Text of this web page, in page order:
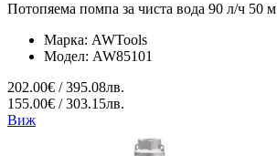
Потопяема помпа за чиста вода 90 л/ч 50 м
Марка: AWTools
Модел: AW85101
202.00€ / 395.08лв.
155.00€ / 303.15лв.
Виж